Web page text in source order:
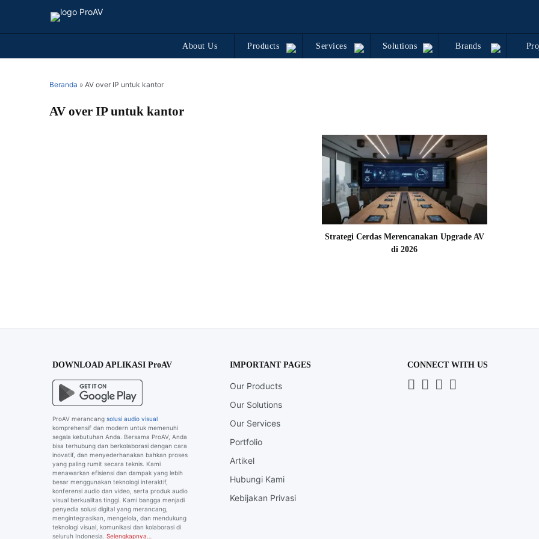
About Us Products Services Solutions Brands
Beranda » AV over IP untuk kantor
AV over IP untuk kantor
Strategi Cerdas Merencanakan Upgrade AV
di 2026
DOWNLOAD APLIKASI ProAV
ProAV merancang solusi audio visual
komprehensif dan modern untuk memenuhi
segala kebutuhan Anda. Bersama ProAV, Anda
bisa terhubung dan berkolaborasi dengan cara
inovatif, dan menyederhanakan bahkan proses
yang paling rumit secara teknis. Kami
menawarkan efisiensi dan dampak yang lebih
besar menggunakan teknologi interaktif,
konferensi audio dan video, serta produk audio
visual berkualitas tinggi. Kami bangga menjadi
penyedia solusi digital yang merancang,
mengintegrasikan, mengelola, dan mendukung
teknologi visual, komunikasi dan kolaborasi di
seluruh Indonesia. Selengkapnya…
IMPORTANT PAGES
Our Products
Our Solutions
Our Services
Portfolio
Artikel
Hubungi Kami
Kebijakan Privasi
CONNECT WITH US